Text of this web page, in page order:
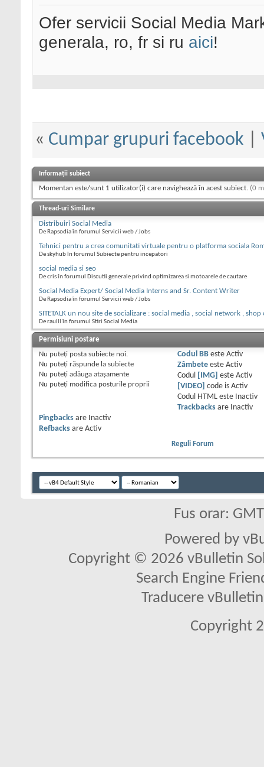
Ofer servicii Social Media
generala, ro, fr si ru aici!
« Cumpar grupuri facebook
Informații subiect
Momentan este/sunt 1 utilizator(i) care navighează în acest subiect. (0
Thread-uri Similare
Distribuiri Social Media
De Rapsodia în forumul Servicii web / Jobs
Tehnici pentru a crea comunitati virtuale pentru o platforma sociala
De skyhub în forumul Subiecte pentru incepatori
social media si seo
De cris în forumul Discutii generale privind optimizarea si motoarele de cautare
Social Media Expert/ Social Media Interns and Sr. Content Writer
De Rapsodia în forumul Servicii web / Jobs
SITETALK un nou site de socializare : social media , social network , shop
De raulll în forumul Stiri Social Media
Permisiuni postare
Nu puteţi posta subiecte noi.
Nu puteţi răspunde la subiecte
Nu puteţi adăuga ataşamente
Nu puteţi modifica posturile proprii
Codul BBeste Activ
Zâmbeteeste Activ
Codul
[IMG] este Activ
[VIDEO]
code is Activ
Codul HTML este
Inactiv
Trackbacksare
Inactiv
Pingbacks are
Inactiv
Refbacks are Activ
Reguli Forum
Fus orar:
Powered by
Copyright © 2026 vBulletin
Search Engine
Traducere
Copyright